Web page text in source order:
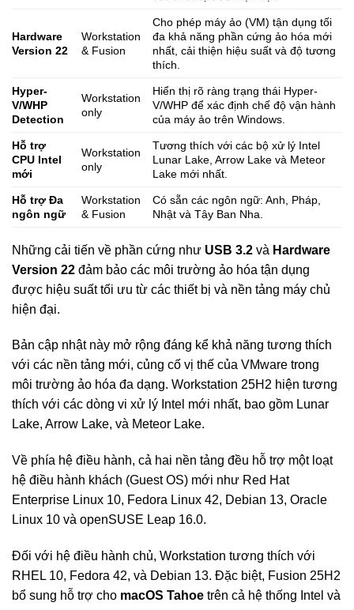
Hardware
Version 22
Workstation
& Fusion
Cho phép máy ảo (VM) tận dụng tối
đa khả năng phần cứng ảo hóa mới
nhất, cải thiện hiệu suất và độ tương
thích.
Hyper-
V/WHP
Detection
Workstation
only
Hiển thị rõ ràng trạng thái Hyper-
V/WHP để xác định chế độ vận hành
của máy ảo trên Windows.
Hỗ trợ
CPU Intel
mới
Workstation
only
Tương thích với các bộ xử lý Intel
Lunar Lake, Arrow Lake và Meteor
Lake mới nhất.
Hỗ trợ Đa
ngôn ngữ
Workstation
& Fusion
Có sẵn các ngôn ngữ: Anh, Pháp,
Nhật và Tây Ban Nha.
Những cải tiến về phần cứng như USB 3.2 và Hardware
Version 22 đảm bảo các môi trường ảo hóa tận dụng
được hiệu suất tối ưu từ các thiết bị và nền tảng máy chủ
hiện đại.
Bản cập nhật này mở rộng đáng kể khả năng tương thích
với các nền tảng mới, củng cố vị thế của VMware trong
môi trường ảo hóa đa dạng. Workstation 25H2 hiện tương
thích với các dòng vi xử lý Intel mới nhất, bao gồm Lunar
Lake, Arrow Lake, và Meteor Lake.
Về phía hệ điều hành, cả hai nền tảng đều hỗ trợ một loạt
hệ điều hành khách (Guest OS) mới như Red Hat
Enterprise Linux 10, Fedora Linux 42, Debian 13, Oracle
Linux 10 và openSUSE Leap 16.0.
Đối với hệ điều hành chủ, Workstation tương thích với
RHEL 10, Fedora 42, và Debian 13. Đặc biệt, Fusion 25H2
bổ sung hỗ trợ cho macOS Tahoe trên cả hệ thống Intel và